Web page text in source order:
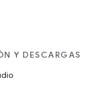
Y DESCARGAS